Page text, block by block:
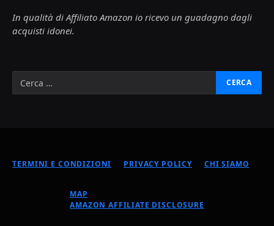
In qualità di Affiliato Amazon io ricevo un guadagno dagli
acquisti idonei.
TERMINI E CONDIZIONI PRIVACY POLICY CHI SIAMO
MAP
AMAZON AFFILIATE DISCLOSURE